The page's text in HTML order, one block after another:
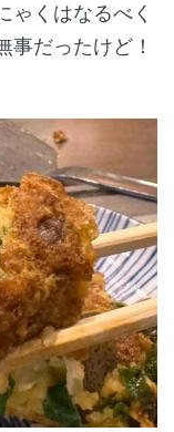
ゃくはなるべく
事だったけど！